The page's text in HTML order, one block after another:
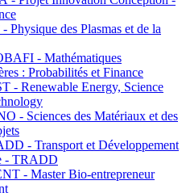
Physique des Plasmas et de la
- Mathématiques
: Probabilités et Finance
- Renewable Energy, Science
- Sciences des Matériaux et des
- Transport et Développement
- TRADD
- Master Bio-entrepreneur